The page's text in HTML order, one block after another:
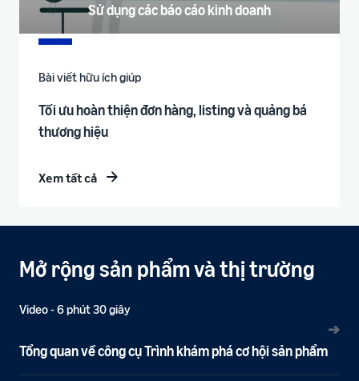
Sử dụng các báo cáo kinh doanh
Bài viết hữu ích giúp
Tối ưu hoàn thiện đơn hàng, listing và quảng bá
thương hiệu
Xem tất cả
Mở rộng sản phẩm và thị trường
Video - 6 phút 30 giây
➔
Tổng quan về công cụ Trình khám phá cơ hội sản phẩm